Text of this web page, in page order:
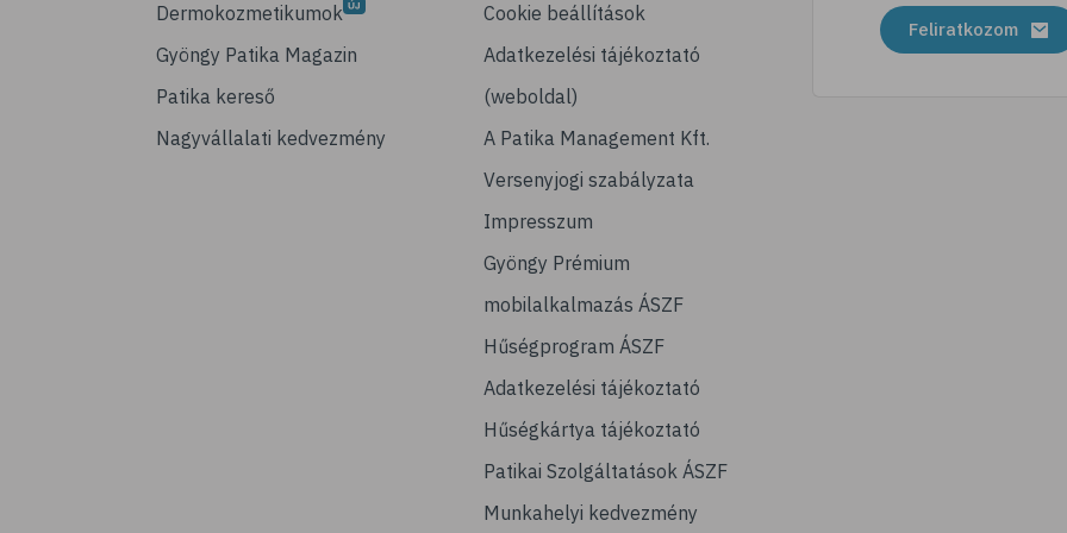
Dermokozmetikumok
Gyöngy Patika Magazin
Patika kereső
Nagyvállalati kedvezmény
Cookie beállítások
Adatkezelési tájékoztató
(weboldal)
A Patika Management Kft.
Versenyjogi szabályzata
Impresszum
Gyöngy Prémium
mobilalkalmazás ÁSZF
Hűségprogram ÁSZF
Adatkezelési tájékoztató
Hűségkártya tájékoztató
Patikai Szolgáltatások ÁSZF
Munkahelyi kedvezmény
Feliratkozom